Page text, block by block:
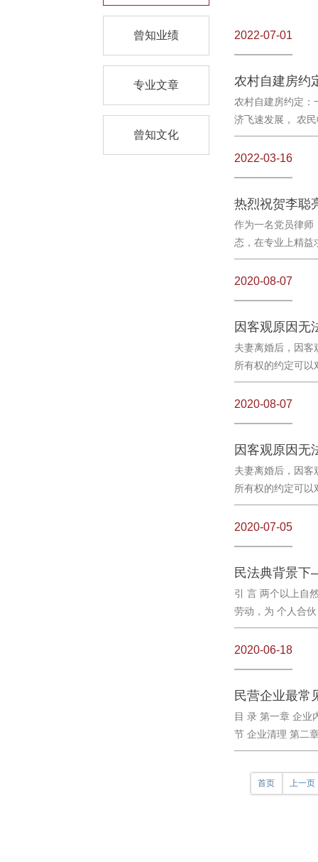
曾知业绩
专业文章
曾知文化
2022-07-01
农村自建房约定：
济飞速发展， 农
2022-03-16
热烈祝贺李聪
作为一名党员律师
态，在专业上精益
2020-08-07
夫妻离婚后，因客
所有权的约定可以
2020-08-07
夫妻离婚后，因客
所有权的约定可以
2020-07-05
引 言 两个以上自
劳动，为 个人合
2020-06-18
民营企业最常
目 录 第一章 企业
节 企业清理 第二
首页 上一页